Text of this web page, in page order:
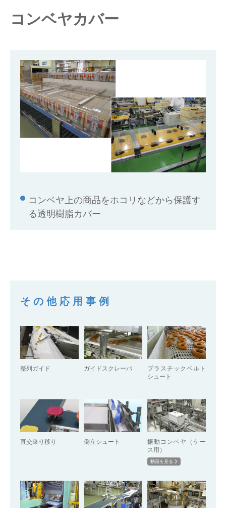
ピッキングシステム
パレタイズ・デパレタイズシステム
バンニング・デバンニングシステム
バーチカル装置（垂直搬送機）
事業所一覧
事業紹介
沿革
オークラの取組み
物流用語集
オークラ育英財団
プライバシーポリシー
サイトポリシー
コンベヤカバー
コンベヤ上の商品をホコリなどから保護す
る透明樹脂カバー
その他応用事例
整列ガイド ガイドスクレーパ
プラスチックベルト
シュート
直交乗り移り 倒立シュート
振動コンベヤ（ケー
ス用）
動画を見る